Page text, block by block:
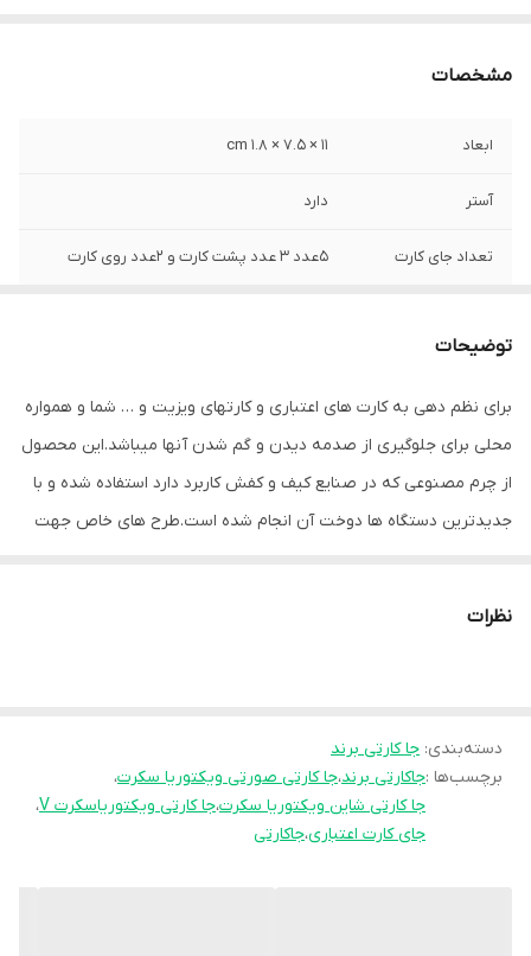
مشخصات
ابعاد 11 × 7.5 × 1.8 cm
آستر دارد
تعداد جای کارت 5عدد 3 عدد پشت کارت و 2عدد روی کارت
توضیحات
برای نظم دهی به کارت های اعتباری و کارتهای ویزیت و … شما و همواره
محلی برای جلوگیری از صدمه دیدن و گم شدن آنها میباشد.این محصول
از چرم مصنوعی که در صنایع کیف و کفش کاربرد دارد استفاده شده و با
جدیدترین دستگاه ها دوخت آن انجام شده است.طرح های خاص جهت
نظرات
دسته‌بندی: جا کارتی برند
برچسب‌ها :جاکارتی برند،جا کارتی صورتی ویکتوریا سکرت،
جا کارتی شاین ویکتوریا سکرت،جا کارتی ویکتوریاسکرت V ،
جای کارت اعتباری،جاکارتی